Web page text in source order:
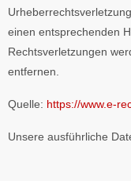
einen entsprechenden
Rechtsverletzungen
entfernen.
Quelle: https://www.e-
Unsere ausführliche